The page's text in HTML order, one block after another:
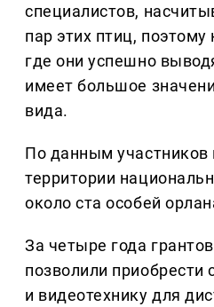
специалистов,
пар этих птиц,
где они успешно
имеет большое
вида.
По данным участников
территории
около ста особей
За четыре года
позволили
и видеотехнику для